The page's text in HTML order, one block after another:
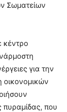
Σωματείων
κέντρο
για την
οικονομικών
πυραμίδας, που